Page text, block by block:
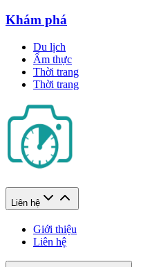
Khám phá
Du lịch
Ẩm thực
Thời trang
Thời trang
Liên hệ
Giới thiệu
Liên hệ